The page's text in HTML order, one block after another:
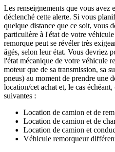
Les renseignements que vous avez
déclenché cette alerte. Si vous
quelque distance que ce soit, vous
particulière à l'état de votre
remorque peut se révéler très
âgés, selon leur état. Vous devriez
l'état mécanique de votre véhicule
moteur que de sa transmission, sa
pneus) au moment de prendre une
location/cet achat et, le cas
suivantes :
Location de camion et de
Location de camion et de
Location de camion et
Véhicule remorqueur